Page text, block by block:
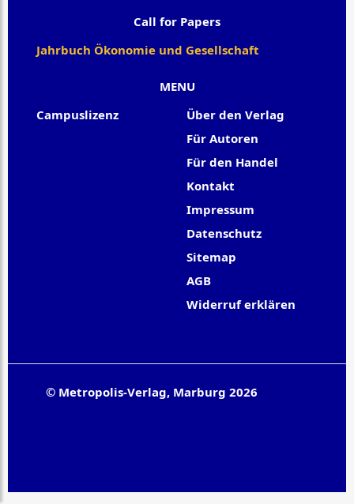
MENU
Campuslizenz
Über den Verlag
Für Autoren
Für den Handel
Kontakt
Impressum
Datenschutz
Sitemap
AGB
Widerruf erklären
Call for Papers
Jahrbuch Ökonomie und Gesellschaft
© Metropolis-Verlag, Marburg 2026